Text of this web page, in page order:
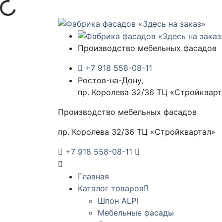
Производство мебельных фасадов
+7 918 558-08-11
Ростов-на-Дону,
пр. Королева 32/36 ТЦ
Производство мебельных фасадов
пр. Королева 32/36 ТЦ «Стройквартал»
+7 918 558-08-11
Главная
Каталог товаров
Шпон ALPI
Мебельные фасады